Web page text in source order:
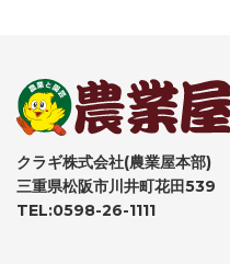
クラギ株式会社(農業屋本部)
三重県松阪市川井町花田539
TEL:0598-26-1111